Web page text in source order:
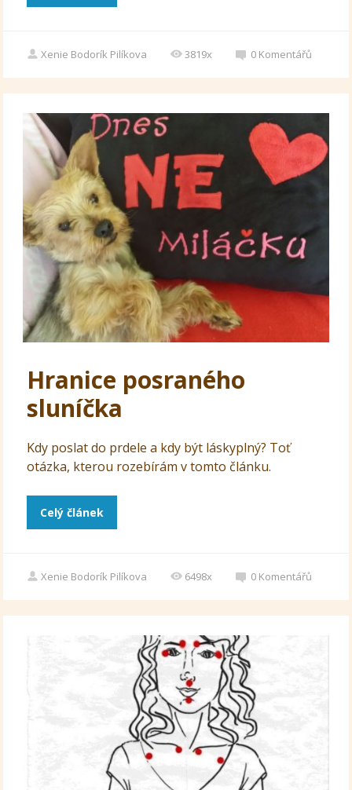
Xenie Bodorík Pilíkova 3819x 0 Komentářů
Hranice posraného
sluníčka
Kdy poslat do prdele a kdy být láskyplný? Toť
otázka, kterou rozebírám v tomto článku.
Celý článek
Xenie Bodorík Pilíkova 6498x 0 Komentářů